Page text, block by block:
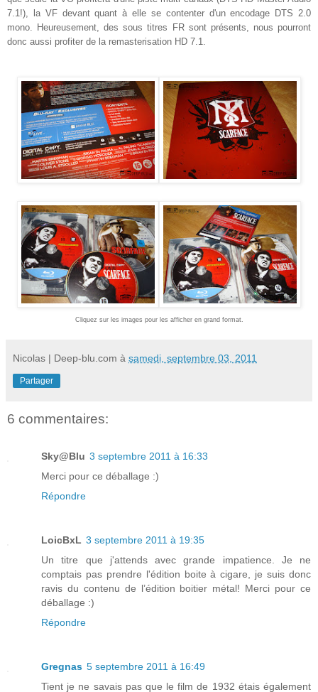
7.1!), la VF devant quant à elle se contenter d'un encodage DTS 2.0
mono. Heureusement, des sous titres FR sont présents, nous pourront
donc aussi profiter de la remasterisation HD 7.1.
Cliquez sur les images pour les afficher en grand format.
Nicolas | Deep-blu.com à samedi, septembre 03, 2011
Partager
6 commentaires:
Sky@Blu 3 septembre 2011 à 16:33
Merci pour ce déballage :)
Répondre
LoicBxL 3 septembre 2011 à 19:35
Un titre que j'attends avec grande impatience. Je ne
comptais pas prendre l'édition boite à cigare, je suis donc
ravis du contenu de l’édition boitier métal! Merci pour ce
déballage :)
Répondre
Gregnas 5 septembre 2011 à 16:49
Tient je ne savais pas que le film de 1932 étais également